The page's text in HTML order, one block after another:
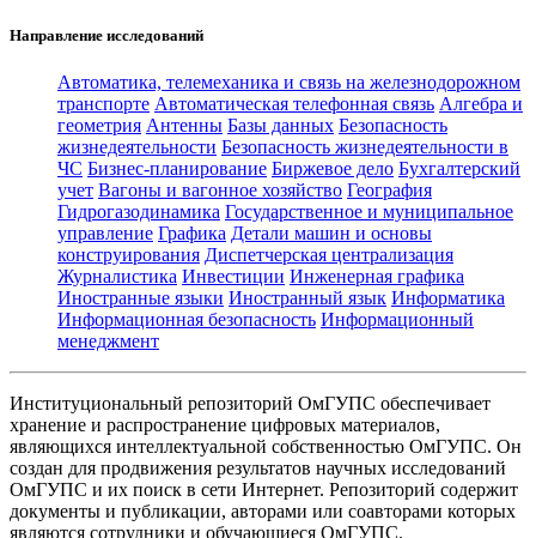
Направление исследований
Автоматика, телемеханика и связь на железнодорожном
транспорте Автоматическая телефонная связь Алгебра и
геометрия Антенны Базы данных Безопасность
жизнедеятельности Безопасность жизнедеятельности в
ЧС Бизнес-планирование Биржевое дело Бухгалтерский
учет Вагоны и вагонное хозяйство География
Гидрогазодинамика Государственное и муниципальное
управление Графика Детали машин и основы
конструирования Диспетчерская централизация
Журналистика Инвестиции Инженерная графика
Иностранные языки Иностранный язык Информатика
Информационная безопасность Информационный
менеджмент
Институциональный репозиторий ОмГУПС обеспечивает
хранение и распространение цифровых материалов,
являющихся интеллектуальной собственностью ОмГУПС. Он
создан для продвижения результатов научных исследований
ОмГУПС и их поиск в сети Интернет. Репозиторий содержит
документы и публикации, авторами или соавторами которых
являются сотрудники и обучающиеся ОмГУПС.